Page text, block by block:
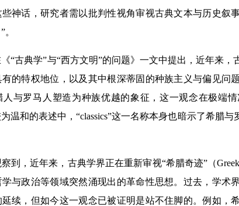
神话，研究者需以批判性视角审视古典文本与历史叙
古典学”与“西方文明”的问题》一文中提出，近年来，
的特权地位，以及其中根深蒂固的种族主义与偏见问
人与罗马人塑造为种族优越的象征，这一观念在极端
温和的表述中，“classics”这一名称本身也暗示了希腊
，近年来，古典学界正在重新审视“希腊奇迹”（
与政治等领域突然涌现出的革命性思想。过去，学术
续，但如今这一观念已被证明是站不住脚的。例如，